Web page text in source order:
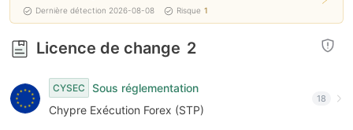
Dernière détection 2026-08-08 Risque 1
Licence de change 2
CYSEC
Sous réglementation
Chypre Exécution Forex (STP)
18